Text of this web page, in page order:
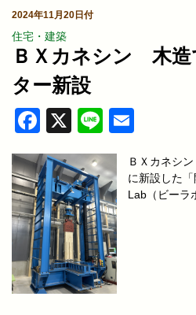
2024年11月20日付
住宅・建築
ＢＸカネシン 木造
ター新設
Facebook
X Line
ＢＸカネシ
に新設した
Lab（ビーラ